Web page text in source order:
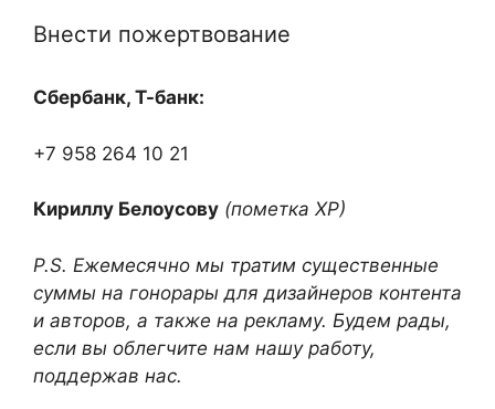
Внести пожертвование
Сбербанк, Т-банк:
+7 958 264 10 21
Кириллу Белоусову (пометка ХР)
P.S. Ежемесячно мы тратим существенные
суммы на гонорары для дизайнеров контента
и авторов, а также на рекламу. Будем рады,
если вы облегчите нам нашу работу,
поддержав нас.